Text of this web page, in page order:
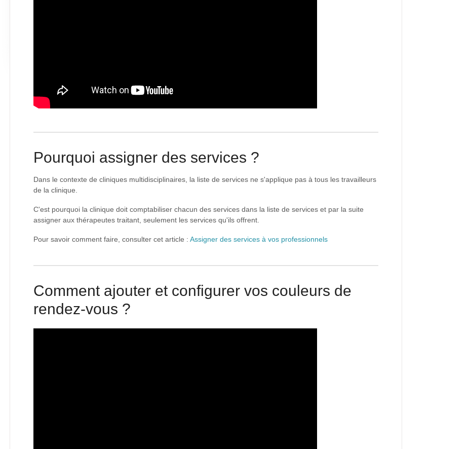
Pourquoi assigner des services ?
Dans le contexte de cliniques multidisciplinaires, la liste de services ne s'applique pas à tous les travailleurs
de la clinique.
C'est pourquoi la clinique doit comptabiliser chacun des services dans la liste de services et par la suite
assigner aux thérapeutes traitant, seulement les services qu'ils offrent.
Pour savoir comment faire, consulter cet article : Assigner des services à vos professionnels
Comment ajouter et configurer vos couleurs de
rendez-vous ?